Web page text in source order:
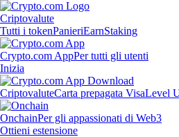
Criptovalute
Tutti i tokenPanieriEarnStaking
Crypto.com AppPer tutti gli utenti
Inizia
CriptovaluteCarta prepagata VisaLevel
OnchainPer gli appassionati di Web3
Ottieni estensione